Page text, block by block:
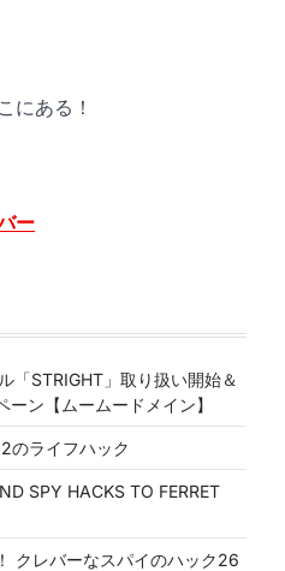
にある！
ー
「STRIGHT」取り扱い開始＆
ーン【ムームードメイン】
のライフハック
SPY HACKS TO FERRET
クレバーなスパイのハック26